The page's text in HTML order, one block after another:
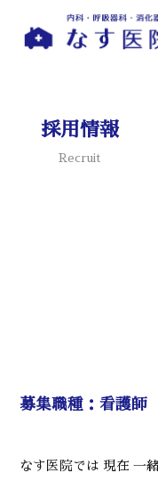
採用情報
Recruit
募集職種：看護師
なす医院では 現在 一